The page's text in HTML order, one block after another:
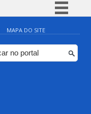
Simplifique!
Comunica BR
Participe
MAPA DO SITE